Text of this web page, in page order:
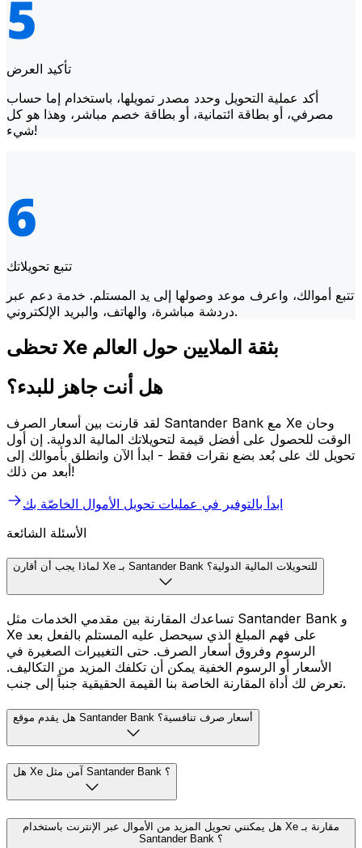
تأكيد العرض
أكد عملية التحويل وحدد مصدر تمويلها، باستخدام إما حساب
مصرفي، أو بطاقة ائتمانية، أو بطاقة خصم مباشر، وهذا هو كل
شيء!
تتبع تحويلاتك
تتبع أموالك، واعرف موعد وصولها إلى يد المستلم. خدمة دعم عبر
دردشة مباشرة، والهاتف، والبريد الإلكتروني.
تحظى Xe بثقة الملايين حول العالم
هل أنت جاهز للبدء؟
لقد قارنت بين أسعار الصرف Santander Bank مع Xe وحان
الوقت للحصول على أفضل قيمة لتحويلاتك المالية الدولية. إن أول
تحويل لك على بُعد بضع نقرات فقط - ابدأ الآن وانطلق بأموالك إلى
أبعد من ذلك!
ابدأ بالتوفير في عمليات تحويل الأموال الخاصّة بك
الأسئلة الشائعة
لماذا يجب أن أقارن Xe بـ Santander Bank للتحويلات المالية الدولية؟
تساعدك المقارنة بين مقدمي الخدمات مثل Santander Bank و
Xe على فهم المبلغ الذي سيحصل عليه المستلم بالفعل بعد
الرسوم وفروق أسعار الصرف. حتى التغييرات الصغيرة في
الأسعار أو الرسوم الخفية يمكن أن تكلفك المزيد من التكاليف.
تعرض لك أداة المقارنة الخاصة بنا القيمة الحقيقية جنباً إلى جنب.
هل يقدم موقع Santander Bank أسعار صرف تنافسية؟
هل Xe آمن مثل Santander Bank ؟
هل يمكنني تحويل المزيد من الأموال عبر الإنترنت باستخدام Xe مقارنة بـ
Santander Bank ؟